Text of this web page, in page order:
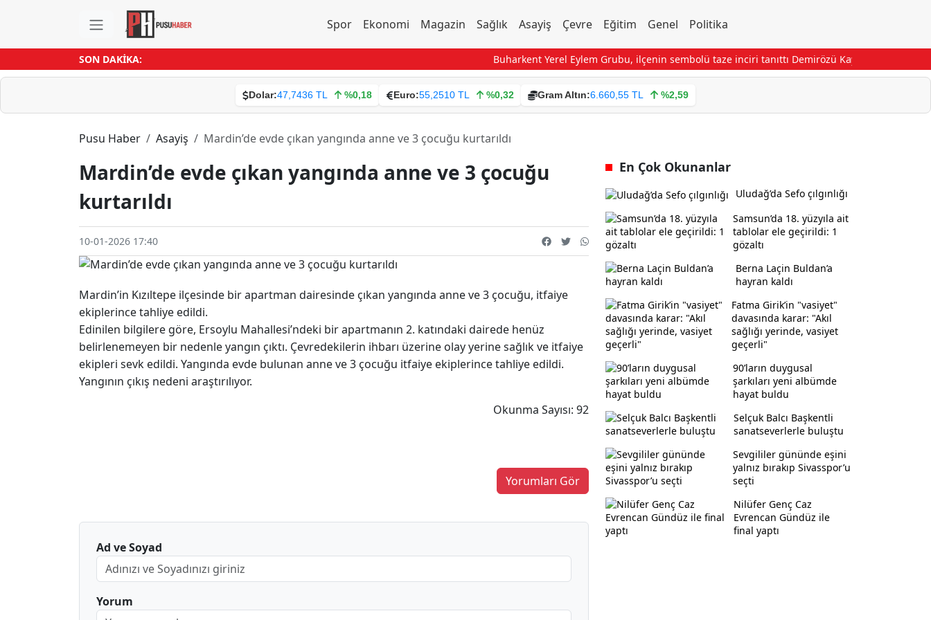
Spor Ekonomi Magazin Sağlık Asayiş Çevre Eğitim Genel Politika
SON DAKİKA: Buharkent Yerel Eylem Grubu, ilçenin sembolü taze inciri tanıttıDemirözü Kaymakamı Ahat
Dolar:47,7436 TL %0,18 Euro:55,2510 TL %0,32 Gram Altın:6.660,55 TL %2,59
Pusu Haber Asayiş Mardin’de evde çıkan yangında anne ve 3 çocuğu kurtarıldı
Mardin’de evde çıkan yangında anne ve 3 çocuğu
kurtarıldı
10-01-2026 17:40
Mardin’in Kızıltepe ilçesinde bir apartman dairesinde çıkan yangında anne ve 3 çocuğu, itfaiye
ekiplerince tahliye edildi.
Edinilen bilgilere göre, Ersoylu Mahallesi’ndeki bir apartmanın 2. katındaki dairede henüz
belirlenemeyen bir nedenle yangın çıktı. Çevredekilerin ihbarı üzerine olay yerine sağlık ve itfaiye
ekipleri sevk edildi. Yangında evde bulunan anne ve 3 çocuğu itfaiye ekiplerince tahliye edildi.
Yangının çıkış nedeni araştırılıyor.
Okunma Sayısı: 92
Yorumları Gör
Ad ve Soyad
Yorum
En Çok Okunanlar
Uludağ’da Sefo çılgınlığı
Samsun’da 18. yüzyıla ait
tablolar ele geçirildi: 1
gözaltı
Berna Laçin Buldan’a
hayran kaldı
Fatma Girik’in "vasiyet"
davasında karar: "Akıl
sağlığı yerinde, vasiyet
geçerli"
90’ların duygusal
şarkıları yeni albümde
hayat buldu
Selçuk Balcı Başkentli
sanatseverlerle buluştu
Sevgililer gününde eşini
yalnız bırakıp Sivasspor’u
seçti
Nilüfer Genç Caz
Evrencan Gündüz ile
final yaptı